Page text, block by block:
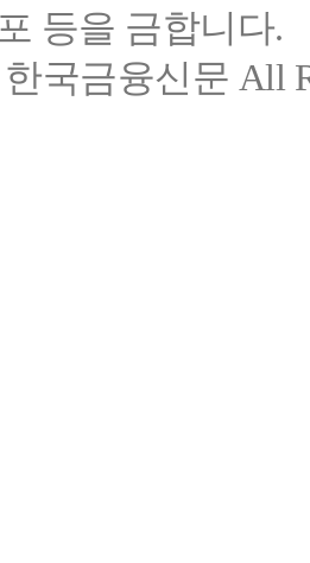
등을 금합니다.
국금융신문 All